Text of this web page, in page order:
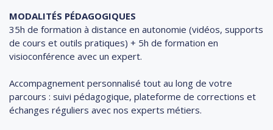
MODALITÉS PÉDAGOGIQUES
35h de formation à distance en autonomie (vidéos, supports
de cours et outils pratiques) + 5h de formation en
visioconférence avec un expert.
Accompagnement personnalisé tout au long de votre
parcours : suivi pédagogique, plateforme de corrections et
échanges réguliers avec nos experts métiers.